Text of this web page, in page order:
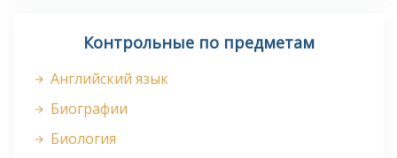
Контрольные по предметам
Английский язык
Биографии
Биология